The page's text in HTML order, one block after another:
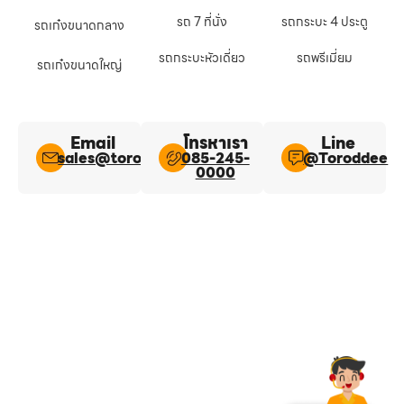
รถเก๋งขนาดกลาง
รถเก๋งขนาดใหญ่
รถ 7 ที่นั่ง
รถกระบะหัวเดี่ยว
รถกระบะ 4 ประตู
รถพรีเมี่ยม
Email
sales@toroddee.com
โทรหาเรา
085-245-
0000
Line​
@Toroddee​